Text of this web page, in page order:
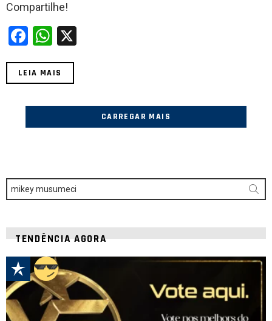
Compartilhe!
F
ce
o
o
W
at
A
p
LEIA MAIS
CARREGAR MAIS
Procurar
por:
TENDÊNCIA AGORA